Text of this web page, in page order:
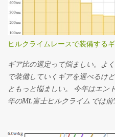
ヒルクライムレースで装備する
ギア比の選定って悩ましい。よ
で装備していくギアを選べるけ
ともっと悩ましい。 今年はエン
年のMt.富士ヒルクライム では前